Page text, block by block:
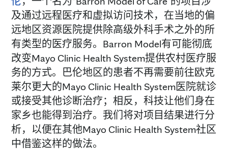
及通过远程医疗和虚拟访问技术，在当地的偏
远地区资源医院提供除高级外科手术之外的所
有类型的医疗服务。Barron Model有可能彻底
改变Mayo Clinic Health System提供农村医疗服
务的方式。巴伦地区的患者不再需要前往欧克
莱尔更大的Mayo Clinic Health System医院就诊
或接受其他诊断治疗；相反，科技让他们身在
家乡也能得到治疗。我们将对项目结果进行分
析，以便在其他Mayo Clinic Health System社区
中借鉴这样的做法。